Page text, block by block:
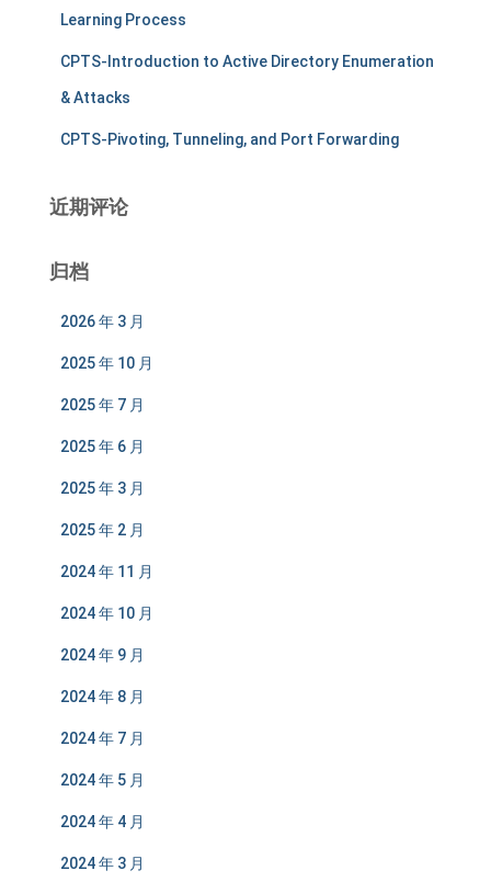
Learning Process
CPTS-Introduction to Active Directory Enumeration
& Attacks
CPTS-Pivoting, Tunneling, and Port Forwarding
近期评论
归档
2026 年 3 月
2025 年 10 月
2025 年 7 月
2025 年 6 月
2025 年 3 月
2025 年 2 月
2024 年 11 月
2024 年 10 月
2024 年 9 月
2024 年 8 月
2024 年 7 月
2024 年 5 月
2024 年 4 月
2024 年 3 月